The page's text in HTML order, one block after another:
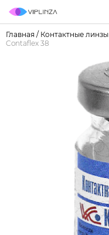
Главная / Контактные линзы
Contaflex 38